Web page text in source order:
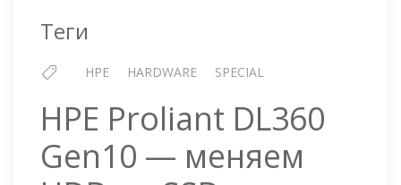
Теги
HPE HARDWARE SPECIAL
HPE Proliant DL360
Gen10 — меняем